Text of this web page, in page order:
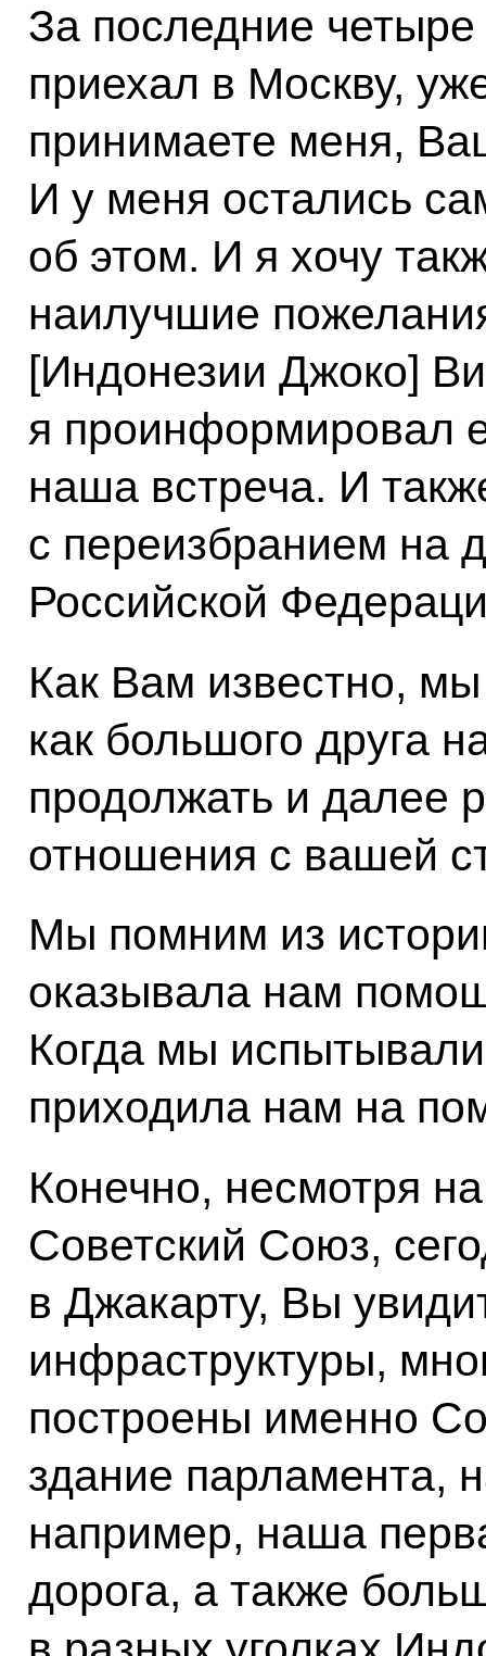
За последние
приехал в Москву,
принимаете меня,
И у меня остались
об этом. И я хочу
наилучшие
[Индонезии Джоко]
я проинформировал
наша встреча. И
с переизбранием на
Российской
Как Вам известно,
как большого друга
продолжать и далее
отношения с вашей
Мы помним из
оказывала нам
Когда мы
приходила нам на
Конечно, несмотря
Советский Союз,
в Джакарту, Вы
инфраструктуры,
построены именно
здание парламента,
например, наша
дорога, а также